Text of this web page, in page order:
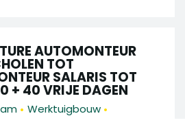
AUTOMONTEUR
TOT
SALARIS TOT
+ 40 VRIJE DAGEN
• Werktuigbouw •